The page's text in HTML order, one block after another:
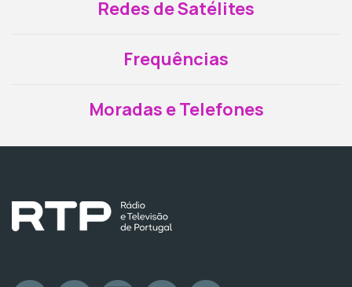
Redes de Satélites
Frequências
Moradas e Telefones